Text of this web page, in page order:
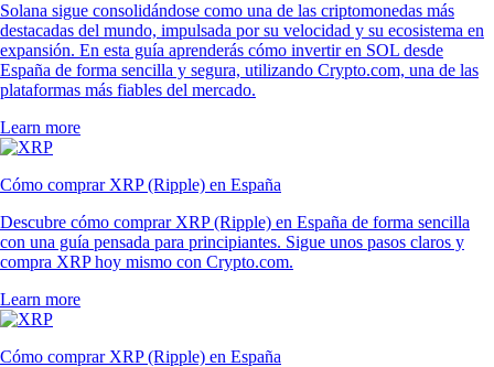
Solana sigue consolidándose como una de las criptomonedas más
destacadas del mundo, impulsada por su velocidad y su ecosistema en
expansión. En esta guía aprenderás cómo invertir en SOL desde
España de forma sencilla y segura, utilizando Crypto.com, una de las
plataformas más fiables del mercado.
Learn more
Cómo comprar XRP (Ripple) en España
Descubre cómo comprar XRP (Ripple) en España de forma sencilla
con una guía pensada para principiantes. Sigue unos pasos claros y
compra XRP hoy mismo con Crypto.com.
Learn more
Cómo comprar XRP (Ripple) en España